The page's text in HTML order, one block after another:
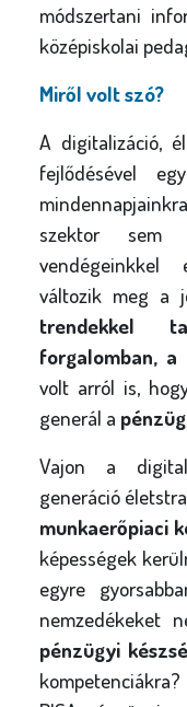
módszertani
középiskolai
Miről volt szó?
A digitalizáció,
fejlődésével
szektor sem
vendégeinkkel
változik meg a
trendekkel
forgalomban,
volt arról is,
generál a
Vajon a
generáció
munkaerőpiaci
képességek
egyre
nemzedékeket
pénzügyi